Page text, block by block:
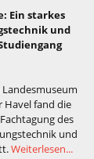
Ein starkes
und
Havel fand die
des
und
Weiterlesen...